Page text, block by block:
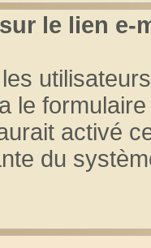
le lien e-
le
activé
du